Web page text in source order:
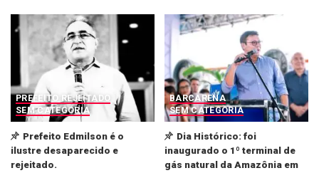
PREFEITO REJEITADO
SEM CATEGORIA
Prefeito Edmilson é o
ilustre desaparecido e
rejeitado.
BARCARENA
SEM CATEGORIA
Dia Histórico: foi
inaugurado o 1º terminal de
gás natural da Amazônia em